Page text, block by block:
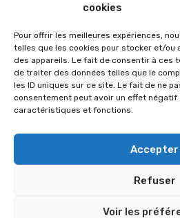
cookies
Pour offrir les meilleures expériences,
telles que les cookies pour stocker et/ou
des appareils. Le fait de consentir à ces
de traiter des données telles que le
les ID uniques sur ce site. Le fait de ne
consentement peut avoir un effet négatif
caractéristiques et fonctions.
Accepter
Refuser
Voir les